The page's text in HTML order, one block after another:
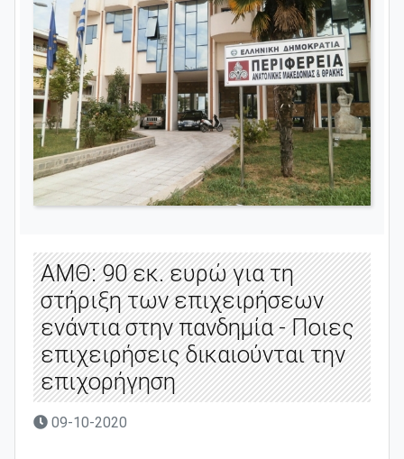
ΑΜΘ: 90 εκ. ευρώ για τη
στήριξη των επιχειρήσεων
ενάντια στην πανδημία - Ποιες
επιχειρήσεις δικαιούνται την
επιχορήγηση
09-10-2020